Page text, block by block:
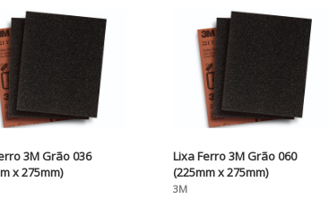
3M Grão 036
x 275mm)
Lixa Ferro 3M Grão 060
(225mm x 275mm)
3M